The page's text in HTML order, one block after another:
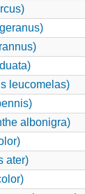
leucomelas)
albonigra)
ater)